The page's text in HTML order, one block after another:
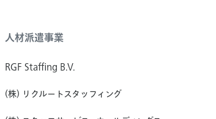
人材派遣事業
RGF Staffing B.V.
(株) リクルートスタッフィング